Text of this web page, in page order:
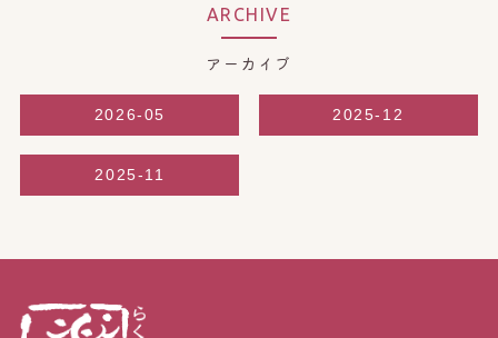
ARCHIVE
アーカイブ
2026-05 2025-12
2025-11